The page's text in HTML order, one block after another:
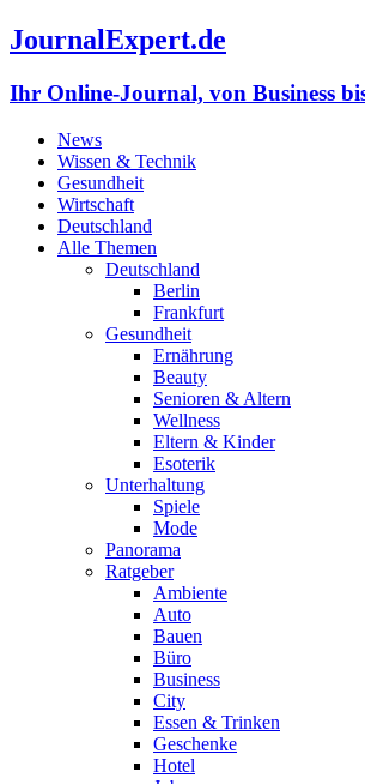
JournalExpert.de
Ihr Online-Journal, von Business
News
Wissen & Technik
Gesundheit
Wirtschaft
Deutschland
Alle Themen
Deutschland
Berlin
Frankfurt
Gesundheit
Ernährung
Beauty
Senioren & Altern
Wellness
Eltern & Kinder
Esoterik
Unterhaltung
Spiele
Mode
Panorama
Ratgeber
Ambiente
Auto
Bauen
Büro
Business
City
Essen & Trinken
Geschenke
Hotel